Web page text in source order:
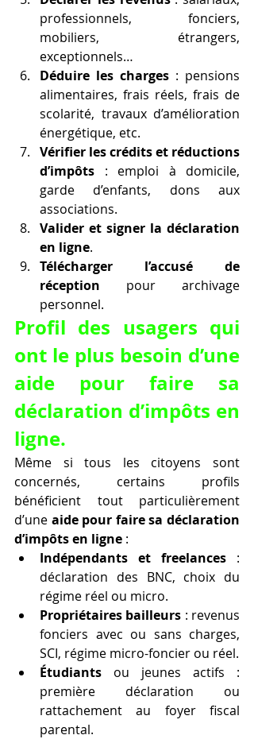
professionnels, fonciers,
mobiliers, étrangers,
exceptionnels…
Déduire les charges : pensions
alimentaires, frais réels, frais de
scolarité, travaux d’amélioration
énergétique, etc.
Vérifier les crédits et réductions
d’impôts : emploi à domicile,
garde d’enfants, dons aux
associations.
Valider et signer la déclaration
en ligne.
Télécharger l’accusé de
réception pour archivage
personnel.
Profil des usagers qui
ont le plus besoin d’une
aide pour faire sa
déclaration d’impôts en
ligne.
Même si tous les citoyens sont
concernés, certains profils
bénéficient tout particulièrement
d’une aide pour faire sa déclaration
d’impôts en ligne :
Indépendants et freelances :
déclaration des BNC, choix du
régime réel ou micro.
Propriétaires bailleurs : revenus
fonciers avec ou sans charges,
SCI, régime micro-foncier ou réel.
Étudiants ou jeunes actifs :
première déclaration ou
rattachement au foyer fiscal
parental.